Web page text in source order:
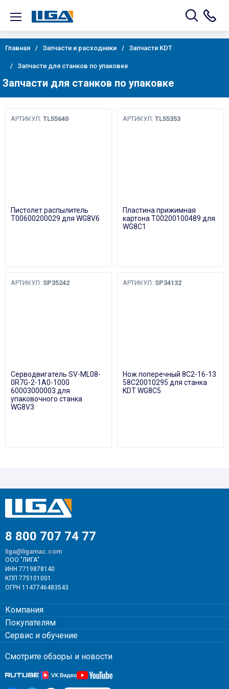
Главная Запчасти и расходники Запчасти KDT
Запчасти для станков по упаковке
Запчасти для станков по упаковке
АРТИКУЛ: TL55640
Пистолет распылитель
T00600200029 для WG8V6
АРТИКУЛ: TL55353
Пластина прижимная
картона T00200100489 для
WG8C1
АРТИКУЛ: SP35242
Серводвигатель SV-ML08-
0R7G-2-1A0-1000
60003000003 для
упаковочного станка
WG8V3
АРТИКУЛ: SP34132
Нож поперечный 8C2-16-13
58C20010295 для станка
KDT WG8C5
8 800 707 74 77
liga@ligamac.com
ООО "ЛИГА"
ИНН 7719878140
КПП 775101001
ОГРН 1147746483543
Компания
Покупателям
Сервис и обучение
Смотрите обзоры и новости